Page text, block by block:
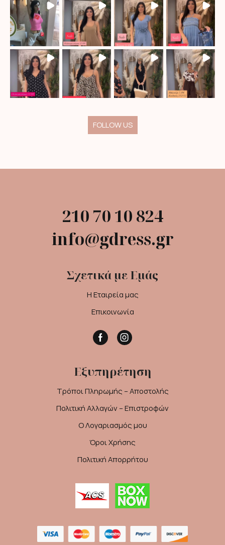
FOLLOW US
210 70 10 824
info@gdress.gr
Σχετικά με Εμάς
Η Εταιρεία μας
Επικοινωνία
FacebookInstagram
Εξυπηρέτηση
Τρόποι Πληρωμής – Αποστολής
Πολιτική Αλλαγών – Επιστροφών
Ο Λογαριασμός μου
Όροι Χρήσης
Πολιτική Απορρήτου